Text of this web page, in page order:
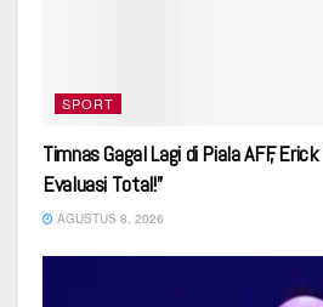
SPORT
Timnas Gagal Lagi di Piala AFF,
Evaluasi Total!”
AGUSTUS 8, 2026